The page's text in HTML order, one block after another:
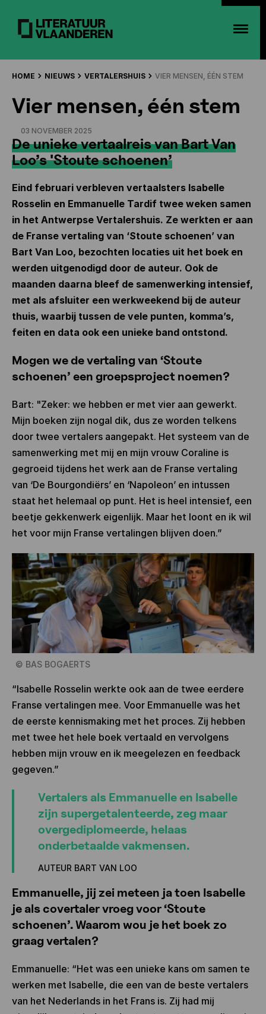
HOME NIEUWS VERTALERSHUIS VIER MENSEN, ÉÉN STEM
Vier mensen, één stem
03 NOVEMBER 2025
De unieke vertaalreis van Bart Van
Loo’s 'Stoute schoenen’
Eind februari verbleven vertaalsters Isabelle
Rosselin en Emmanuelle Tardif twee weken samen
in het Antwerpse Vertalershuis. Ze werkten er aan
de Franse vertaling van ‘Stoute schoenen’ van
Bart Van Loo, bezochten locaties uit het boek en
werden uitgenodigd door de auteur. Ook de
maanden daarna bleef de samenwerking intensief,
met als afsluiter een werkweekend bij de auteur
thuis, waarbij tussen de vele punten, komma’s,
feiten en data ook een unieke band ontstond.
Mogen we de vertaling van ‘Stoute
schoenen’ een groepsproject noemen?
Bart: "Zeker: we hebben er met vier aan gewerkt.
Mijn boeken zijn nogal dik, dus ze worden telkens
door twee vertalers aangepakt. Het systeem van de
samenwerking met mij en mijn vrouw Coraline is
gegroeid tijdens het werk aan de Franse vertaling
van ‘De Bourgondiërs’ en ‘Napoleon’ en intussen
staat het helemaal op punt. Het is heel intensief, een
beetje gekkenwerk eigenlijk. Maar het loont en ik wil
het voor mijn Franse vertalingen blijven doen.”
© BAS BOGAERTS
“Isabelle Rosselin werkte ook aan de twee eerdere
Franse vertalingen mee. Voor Emmanuelle was het
de eerste kennismaking met het proces. Zij hebben
met twee het hele boek vertaald en vervolgens
hebben mijn vrouw en ik meegelezen en feedback
gegeven.”
Vertalers als Emmanuelle en Isabelle
zijn supergetalenteerde, zeg maar
overgediplomeerde, helaas
onderbetaalde vakmensen.
AUTEUR BART VAN LOO
Emmanuelle, jij zei meteen ja toen Isabelle
je als covertaler vroeg voor ‘Stoute
schoenen’. Waarom wou je het boek zo
graag vertalen?
Emmanuelle: “Het was een unieke kans om samen te
werken met Isabelle, die een van de beste vertalers
van het Nederlands in het Frans is. Zij had mij